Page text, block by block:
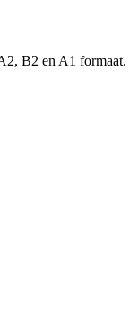
B2 en A1 formaat.